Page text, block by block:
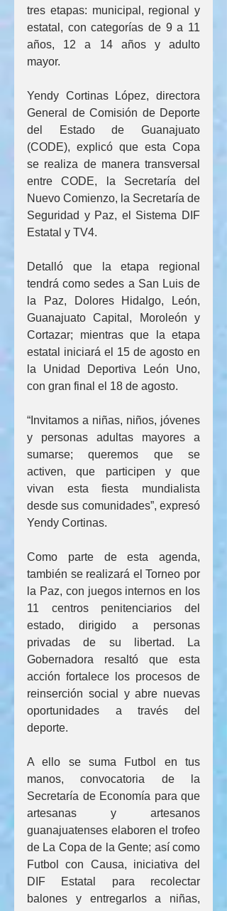
tres etapas: municipal, regional y
estatal, con categorías de 9 a 11
años, 12 a 14 años y adulto
mayor.
Yendy Cortinas López, directora
General de Comisión de Deporte
del Estado de Guanajuato
(CODE), explicó que esta Copa
se realiza de manera transversal
entre CODE, la Secretaría del
Nuevo Comienzo, la Secretaría de
Seguridad y Paz, el Sistema DIF
Estatal y TV4.
Detalló que la etapa regional
tendrá como sedes a San Luis de
la Paz, Dolores Hidalgo, León,
Guanajuato Capital, Moroleón y
Cortazar; mientras que la etapa
estatal iniciará el 15 de agosto en
la Unidad Deportiva León Uno,
con gran final el 18 de agosto.
“Invitamos a niñas, niños, jóvenes
y personas adultas mayores a
sumarse; queremos que se
activen, que participen y que
vivan esta fiesta mundialista
desde sus comunidades”, expresó
Yendy Cortinas.
Como parte de esta agenda,
también se realizará el Torneo por
la Paz, con juegos internos en los
11 centros penitenciarios del
estado, dirigido a personas
privadas de su libertad. La
Gobernadora resaltó que esta
acción fortalece los procesos de
reinserción social y abre nuevas
oportunidades a través del
deporte.
A ello se suma Futbol en tus
manos, convocatoria de la
Secretaría de Economía para que
artesanas y artesanos
guanajuatenses elaboren el trofeo
de La Copa de la Gente; así como
Futbol con Causa, iniciativa del
DIF Estatal para recolectar
balones y entregarlos a niñas,